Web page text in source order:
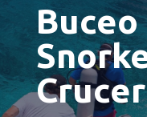
Buceo